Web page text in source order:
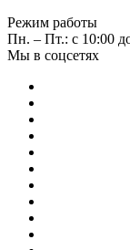
Режим работы
Пн. – Пт.: с 10:00
Мы в соцсетях